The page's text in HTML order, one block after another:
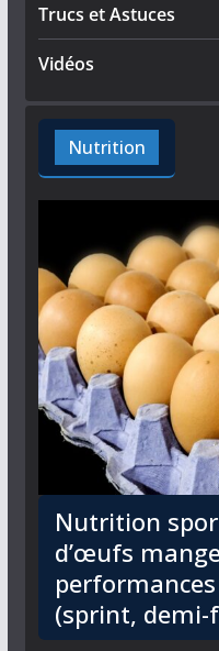
Trucs et Astuces
Vidéos
Nutrition
Nutrition
d’œufs
(sprint, demi-